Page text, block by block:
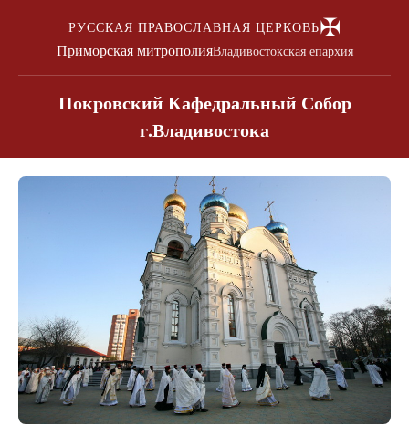
РУССКАЯ ПРАВОСЛАВНАЯ ЦЕРКОВЬ✠
Приморская митрополияВладивостокская епархия
Покровский Кафедральный Собор
г.Владивостока